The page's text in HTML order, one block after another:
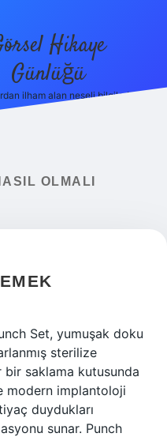
Hikaye
Günlüğü
ilham alan neşeli bilgiler!
OLMALI
Set, yumuşak doku
sterilize
saklama kutusunda
modern implantoloji
duydukları
sunar. Punch